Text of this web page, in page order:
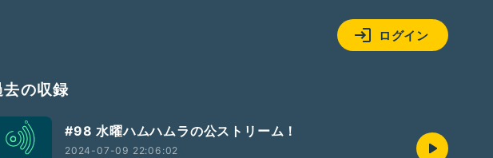
ログイン
去の収録
#98 水曜ハムハムラの公ストリーム！
2024-07-09 22:06:02